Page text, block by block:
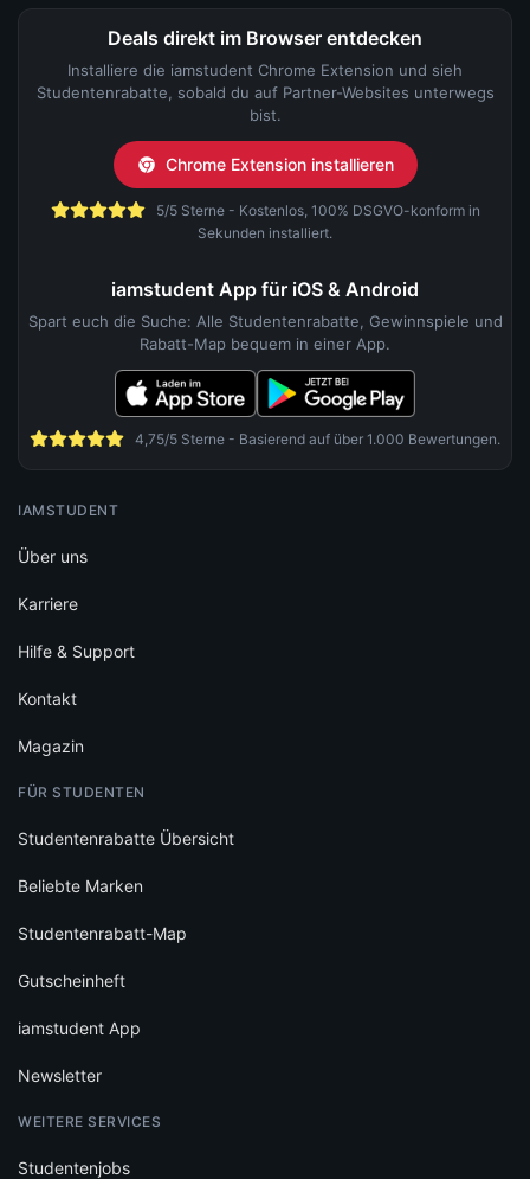
Deals direkt im Browser entdecken
Installiere die iamstudent Chrome Extension und sieh
Studentenrabatte, sobald du auf Partner-Websites unterwegs
bist.
Chrome Extension installieren
5/5 Sterne - Kostenlos, 100% DSGVO-konform in
Sekunden installiert.
iamstudent App für iOS & Android
Spart euch die Suche: Alle Studentenrabatte, Gewinnspiele und
Rabatt-Map bequem in einer App.
4,75/5 Sterne - Basierend auf über 1.000 Bewertungen.
IAMSTUDENT
Über uns
Karriere
Hilfe & Support
Kontakt
Magazin
FÜR STUDENTEN
Studentenrabatte Übersicht
Beliebte Marken
Studentenrabatt-Map
Gutscheinheft
iamstudent App
Newsletter
WEITERE SERVICES
Studentenjobs